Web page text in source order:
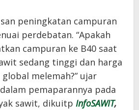
peningkatan campuran
perdebatan. “Apakah
campuran ke B40 saat
sedang tinggi dan harga
melemah?” ujar
pemaparannya pada
sawit, dikuitp InfoSAWIT,